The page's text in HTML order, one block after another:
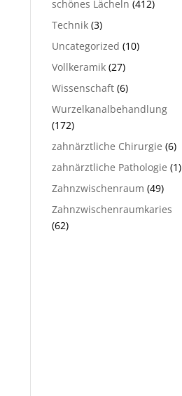
schönes Lächeln (412)
Technik (3)
Uncategorized (10)
Vollkeramik (27)
Wissenschaft (6)
Wurzelkanalbehandlung
(172)
zahnärztliche Chirurgie (6)
zahnärztliche Pathologie (1)
Zahnzwischenraum (49)
Zahnzwischenraumkaries
(62)